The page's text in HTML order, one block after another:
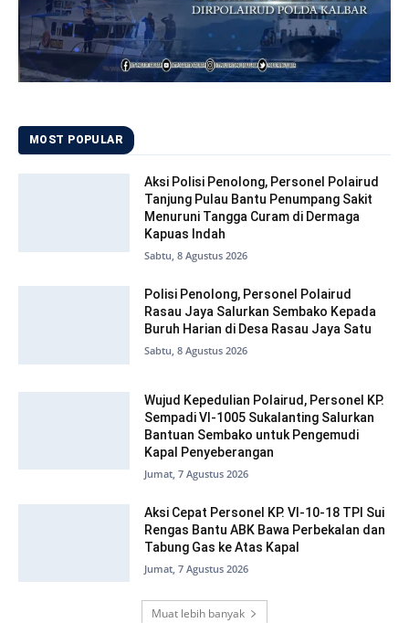
MOST POPULAR
Aksi Polisi Penolong, Personel Polairud
Tanjung Pulau Bantu Penumpang Sakit
Menuruni Tangga Curam di Dermaga
Kapuas Indah
Sabtu, 8 Agustus 2026
Polisi Penolong, Personel Polairud
Rasau Jaya Salurkan Sembako Kepada
Buruh Harian di Desa Rasau Jaya Satu
Sabtu, 8 Agustus 2026
Wujud Kepedulian Polairud, Personel KP.
Sempadi VI-1005 Sukalanting Salurkan
Bantuan Sembako untuk Pengemudi
Kapal Penyeberangan
Jumat, 7 Agustus 2026
Aksi Cepat Personel KP. VI-10-18 TPI Sui
Rengas Bantu ABK Bawa Perbekalan dan
Tabung Gas ke Atas Kapal
Jumat, 7 Agustus 2026
Muat lebih banyak